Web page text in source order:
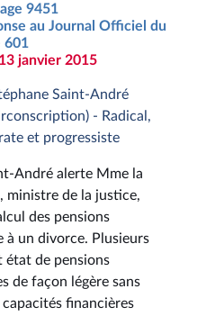
9451
au Journal Officiel du
601
janvier 2015
Saint-André
- Radical,
et progressiste
André alerte Mme la
ministre de la justice,
des pensions
à un divorce. Plusieurs
état de pensions
de façon légère sans
financières